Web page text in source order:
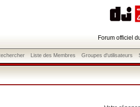
Forum officiel
Liste des Membres Groupes d'utilisateurs